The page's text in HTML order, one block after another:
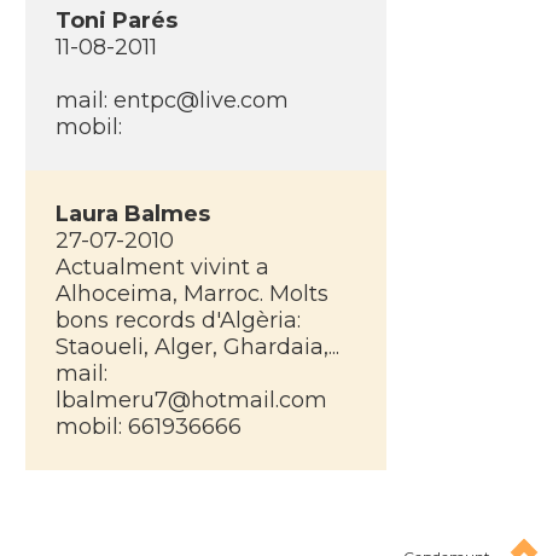
Toni Parés
11-08-2011
mail: entpc@live.com
mobil:
Laura Balmes
27-07-2010
Actualment vivint a
Alhoceima, Marroc. Molts
bons records d'Algèria:
Staoueli, Alger, Ghardaia,...
mail:
lbalmeru7@hotmail.com
mobil: 661936666